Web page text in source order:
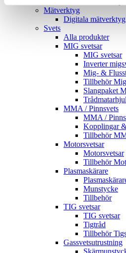
Mätverktyg
Digitala mätverktyg
Svets
Alla produkter
MIG svetsar
MIG svetsar
Inverter
Mig- &
Tillbehör
Slangpaket
MMA / Pinnsvets
MMA /
Kopplingar
Tillbehör
Motorsvetsar
Motorsvetsar
Tillbehör
Plasmaskärare
Munstycke
Tillbehör
TIG svetsar
TIG svetsar
Tigtråd
Tillbehör
Gassvetsutrustning